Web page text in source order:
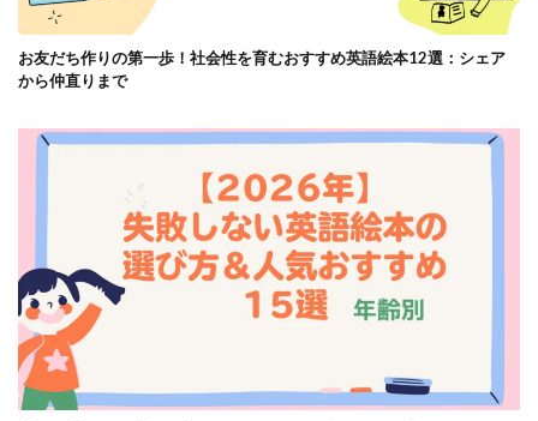
お友だち作りの第一歩！社会性を育むおすすめ英語絵本12選：シェア
から仲直りまで